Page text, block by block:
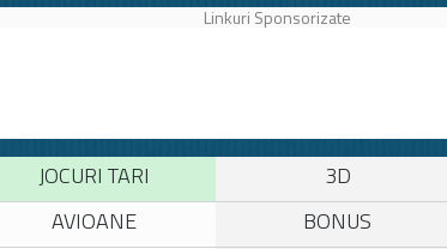
Linkuri Sponsorizate
JOCURI TARI 3D
AVIOANE
BONUS